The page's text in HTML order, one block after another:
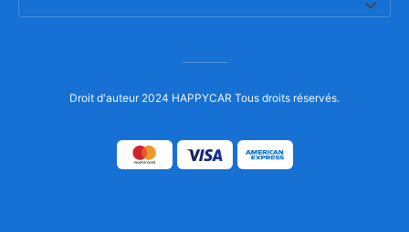
Droit d'auteur 2024 HAPPYCAR Tous droits réservés.